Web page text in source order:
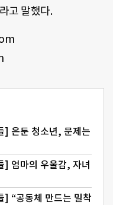
고 말했다.
] 은둔 청소년, 문제는
] 엄마의 우울감, 자녀
] “공동체 만드는 밀착